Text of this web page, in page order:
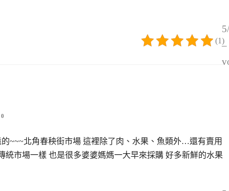
–
(1)
0
~~~北角春秧街市場 這裡除了肉、水果、魚類外…還有賣用
市場一樣 也是很多婆婆媽媽一大早來採購 好多新鮮的水果